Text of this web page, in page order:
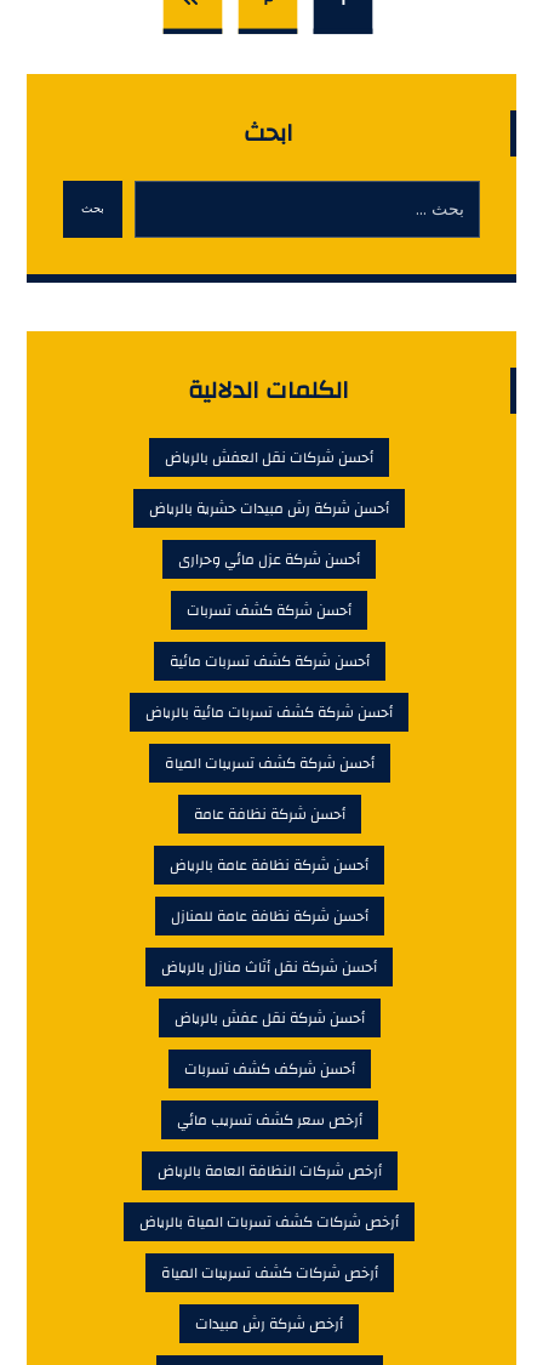
ابحث
بحث
الكلمات الدلالية
أحسن شركات نقل العفش بالرياض
أحسن شركة رش مبيدات حشرية بالرياض
أحسن شركة عزل مائي وحرارى
أحسن شركة كشف تسربات
أحسن شركة كشف تسربات مائية
أحسن شركة كشف تسربات مائية بالرياض
أحسن شركة كشف تسريبات المياة
أحسن شركة نظافة عامة
أحسن شركة نظافة عامة بالرياض
أحسن شركة نظافة عامة للمنازل
أحسن شركة نقل أثاث منازل بالرياض
أحسن شركة نقل عفش بالرياض
أحسن شركف كشف تسربات
أرخص سعر كشف تسريب مائي
أرخص شركات النظافة العامة بالرياض
أرخص شركات كشف تسربات المياة بالرياض
أرخص شركات كشف تسريبات المياة
أرخص شركة رش مبيدات